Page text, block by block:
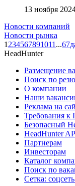
13 ноября
Новости компаний
Новости рынка
1 234567891011 ...67
HeadHunter
Размещение
Поиск по
О компании
Наши
Реклама на
Требования к
Безопасный
HeadHunter
Партнерам
Инвесторам
Каталог
Поиск по
Сетка: